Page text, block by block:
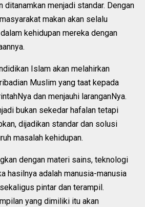
ditanamkan menjadi standar. Dengan
makan akan selalu
kehidupan mereka dengan
Islam akan melahirkan
Muslim yang taat kepada
dan menjauhi laranganNya.
bukan sekedar hafalan tetapi
dijadikan standar dan solusi
masalah kehidupan.
dengan materi sains, teknologi
hasilnya adalah manusia-manusia
pintar dan terampil.
yang dimiliki itu akan